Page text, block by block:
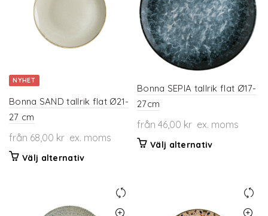
NYHET
Bonna SAND tallrik flat Ø21-
27 cm
från 68,00 kr ex. moms
Välj alternativDen
flera
Bonna SEPIA tallrik flat Ø17-
27cm
från 46,00 kr ex. moms
Välj alternativDen
varianter.